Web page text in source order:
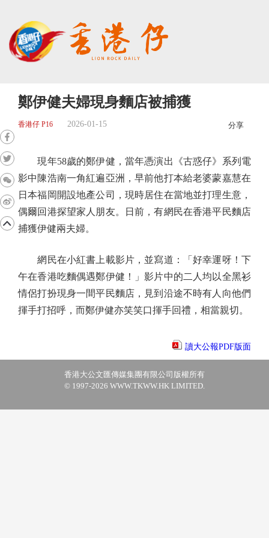
鄭伊健夫婦現身麵店被捕獲
香港仔 P16 2026-01-15 分享
現年58歲的鄭伊健，當年憑演出《古惑仔》系列電
影中陳浩南一角紅遍亞洲，早前他打本給老婆蒙嘉慧在
日本福岡開設地產公司，現時居住在當地並打理生意，
偶爾回港探望家人朋友。日前，有網民在香港平民麵店
捕獲伊健兩夫婦。
網民在小紅書上載影片，並寫道：「好幸運呀！下
午在香港吃麵偶遇鄭伊健！」影片中的二人均以全黑衫
情侶打扮現身一間平民麵店，見到沿途不時有人向他們
揮手打招呼，而鄭伊健亦笑笑口揮手回禮，相當親切。
讀大公報PDF版面
香港大公文匯傳媒集團有限公司版權所有
© 1997-2026 WWW.TKWW.HK LIMITED.